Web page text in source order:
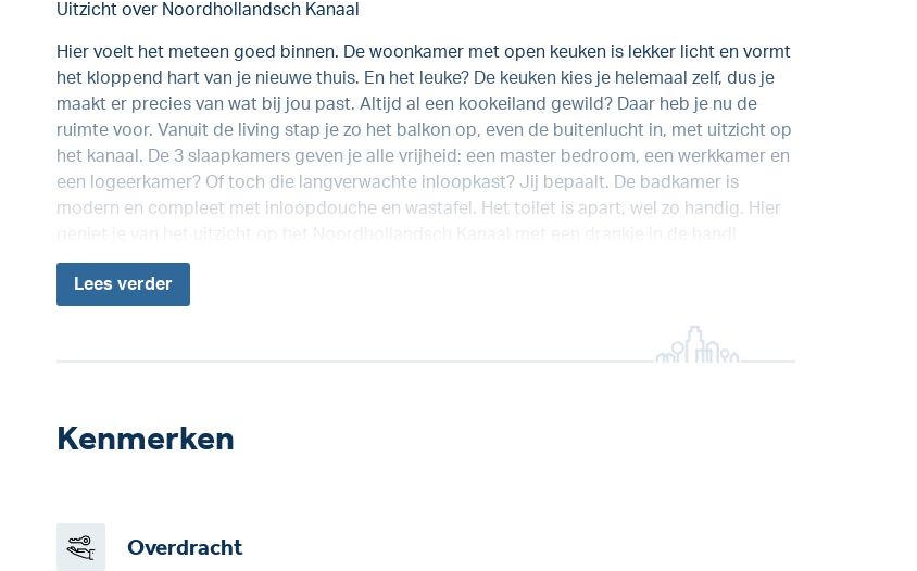
Uitzicht over Noordhollandsch Kanaal
Hier voelt het meteen goed binnen. De woonkamer met open keuken is lekker licht en vormt
het kloppend hart van je nieuwe thuis. En het leuke? De keuken kies je helemaal zelf, dus je
maakt er precies van wat bij jou past. Altijd al een kookeiland gewild? Daar heb je nu de
ruimte voor. Vanuit de living stap je zo het balkon op, even de buitenlucht in, met uitzicht op
het kanaal. De 3 slaapkamers geven je alle vrijheid: een master bedroom, een werkkamer en
een logeerkamer? Of toch die langverwachte inloopkast? Jij bepaalt. De badkamer is
modern en compleet met inloopdouche en wastafel. Het toilet is apart, wel zo handig. Hier
Lees verder
Kenmerken
Overdracht